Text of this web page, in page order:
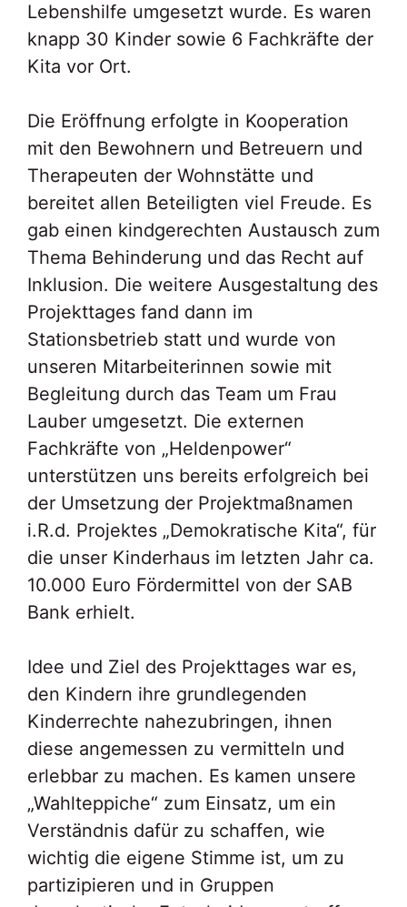
Lebenshilfe umgesetzt wurde. Es waren
knapp 30 Kinder sowie 6 Fachkräfte der
Kita vor Ort.
Die Eröffnung erfolgte in Kooperation
mit den Bewohnern und Betreuern und
Therapeuten der Wohnstätte und
bereitet allen Beteiligten viel Freude. Es
gab einen kindgerechten Austausch zum
Thema Behinderung und das Recht auf
Inklusion. Die weitere Ausgestaltung des
Projekttages fand dann im
Stationsbetrieb statt und wurde von
unseren Mitarbeiterinnen sowie mit
Begleitung durch das Team um Frau
Lauber umgesetzt. Die externen
Fachkräfte von „Heldenpower“
unterstützen uns bereits erfolgreich bei
der Umsetzung der Projektmaßnamen
i.R.d. Projektes „Demokratische Kita“, für
die unser Kinderhaus im letzten Jahr ca.
10.000 Euro Fördermittel von der SAB
Bank erhielt.
Idee und Ziel des Projekttages war es,
den Kindern ihre grundlegenden
Kinderrechte nahezubringen, ihnen
diese angemessen zu vermitteln und
erlebbar zu machen. Es kamen unsere
„Wahlteppiche“ zum Einsatz, um ein
Verständnis dafür zu schaffen, wie
wichtig die eigene Stimme ist, um zu
partizipieren und in Gruppen